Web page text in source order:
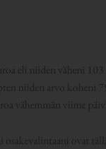
eli niiden väheni 103
niiden arvo koheni
vähemmän viime
ovat